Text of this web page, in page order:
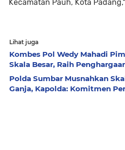
Kecamatan Pauh, Kota
Lihat juga
Kombes Pol Wedy Mahadi
Skala Besar, Raih
Polda Sumbar Musnahkan
Ganja, Kapolda: Komitmen